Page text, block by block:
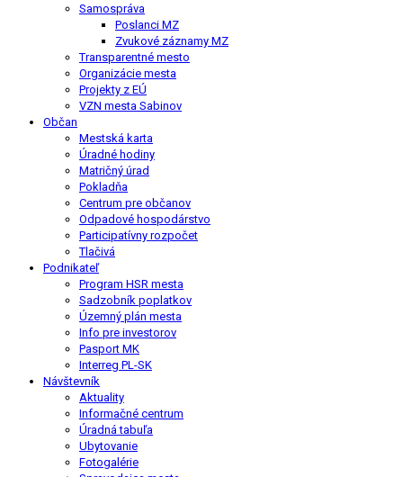
Samospráva
Poslanci MZ
Zvukové záznamy MZ
Transparentné mesto
Organizácie mesta
Projekty z EÚ
VZN mesta Sabinov
Občan
Mestská karta
Úradné hodiny
Matričný úrad
Pokladňa
Centrum pre občanov
Odpadové hospodárstvo
Participatívny rozpočet
Tlačivá
Podnikateľ
Program HSR mesta
Sadzobník poplatkov
Územný plán mesta
Info pre investorov
Pasport MK
Interreg PL-SK
Návštevník
Aktuality
Informačné centrum
Úradná tabuľa
Ubytovanie
Fotogalérie